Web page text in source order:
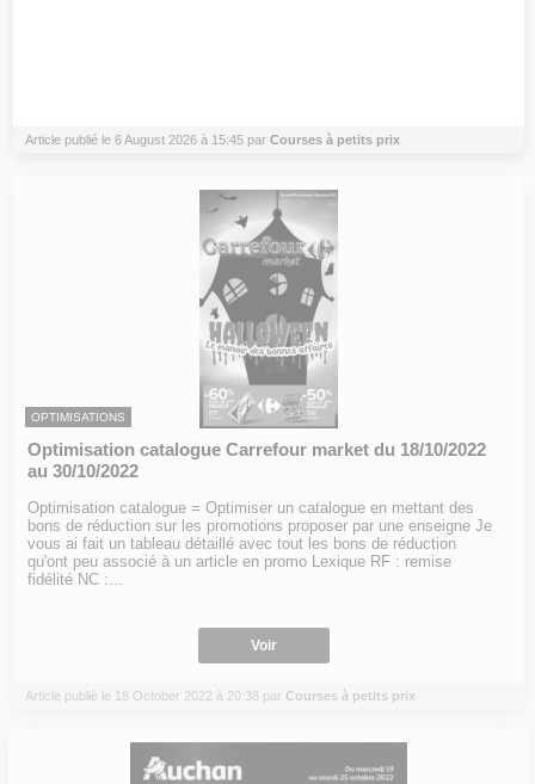
Article publié le 6 August 2026 à 15:45 par Courses à petits prix
OPTIMISATIONS
Optimisation catalogue Carrefour market du 18/10/2022
au 30/10/2022
Optimisation catalogue = Optimiser un catalogue en mettant des
bons de réduction sur les promotions proposer par une enseigne Je
vous ai fait un tableau détaillé avec tout les bons de réduction
qu'ont peu associé à un article en promo Lexique RF : remise
fidélité NC :...
Voir
Article publié le 18 October 2022 à 20:38 par Courses à petits prix